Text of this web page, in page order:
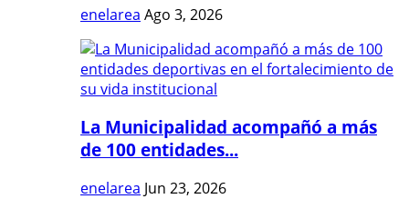
enelarea Ago 3, 2026
La Municipalidad acompañó a más
de 100 entidades...
enelarea Jun 23, 2026